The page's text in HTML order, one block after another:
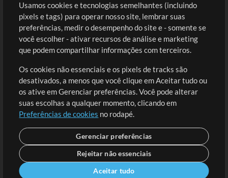
Comprar Créditos
Conteúdo Grátis
Solicite uma Música
Extras
Sessões
Envie seu conteúdo
Playlist
MT Conference
Entre
Cadastre-se
Ir ao carrinho
Usamos cookies e tecnologias semelhantes (incluindo
pixels e tags) para operar nosso site, lembrar suas
preferências, medir o desempenho do site e - somente se
você escolher - ativar recursos de análise e marketing
que podem compartilhar informações com terceiros.
Os cookies não essenciais e os pixels de tracks são
desativados, a menos que você clique em Aceitar tudo ou
os ative em Gerenciar preferências. Você pode alterar
suas escolhas a qualquer momento, clicando em
Preferências de cookies no rodapé.
Gerenciar preferências
Rejeitar não essenciais
Aceitar tudo